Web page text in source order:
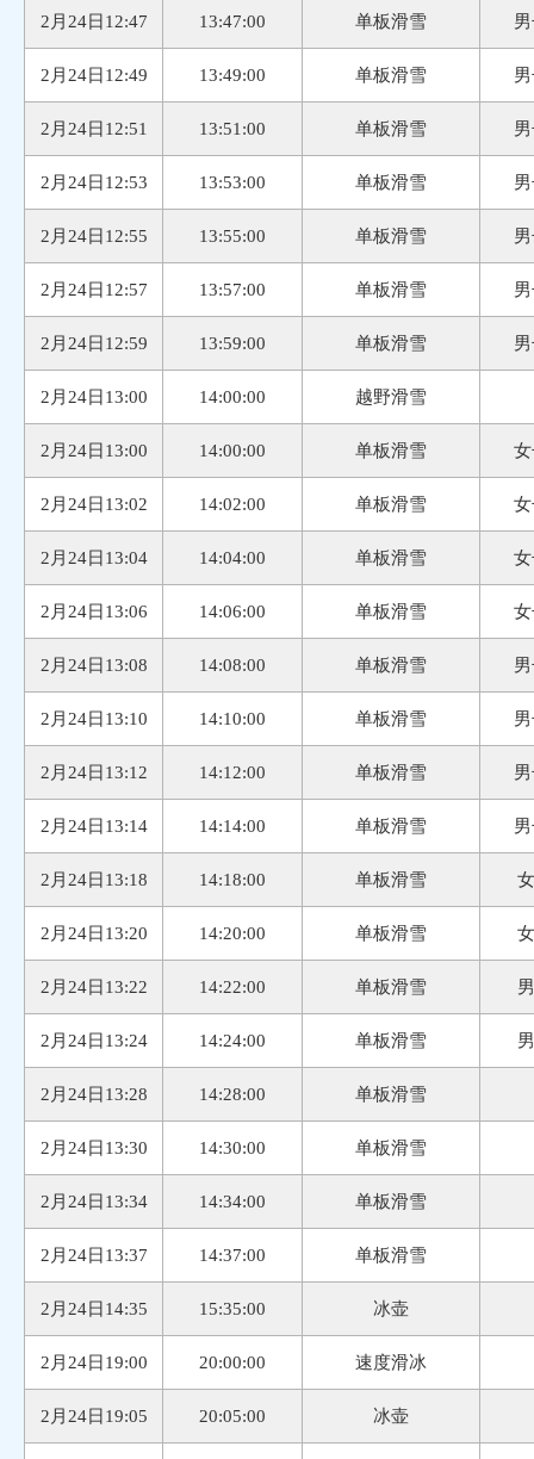
2月24日12:47 13:47:00 单板滑雪
2月24日12:49 13:49:00 单板滑雪
2月24日12:51 13:51:00 单板滑雪
2月24日12:53 13:53:00 单板滑雪
2月24日12:55 13:55:00 单板滑雪
2月24日12:57 13:57:00 单板滑雪
2月24日12:59 13:59:00 单板滑雪
2月24日13:00 14:00:00 越野滑雪
2月24日13:00 14:00:00 单板滑雪
2月24日13:02 14:02:00 单板滑雪
2月24日13:04 14:04:00 单板滑雪
2月24日13:06 14:06:00 单板滑雪
2月24日13:08 14:08:00 单板滑雪
2月24日13:10 14:10:00 单板滑雪
2月24日13:12 14:12:00 单板滑雪
2月24日13:14 14:14:00 单板滑雪
2月24日13:18 14:18:00 单板滑雪
2月24日13:20 14:20:00 单板滑雪
2月24日13:22 14:22:00 单板滑雪
2月24日13:24 14:24:00 单板滑雪
2月24日13:28 14:28:00 单板滑雪
2月24日13:30 14:30:00 单板滑雪
2月24日13:34 14:34:00 单板滑雪
2月24日13:37 14:37:00 单板滑雪
2月24日14:35 15:35:00 冰壶
2月24日19:00 20:00:00 速度滑冰
2月24日19:05 20:05:00 冰壶